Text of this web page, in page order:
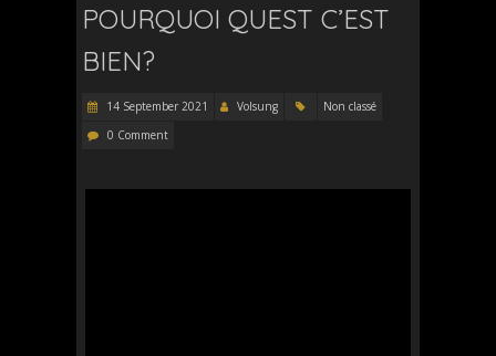
POURQUOI QUEST C’EST
BIEN?
14 September 2021 Volsung
Non classé
0 Comment